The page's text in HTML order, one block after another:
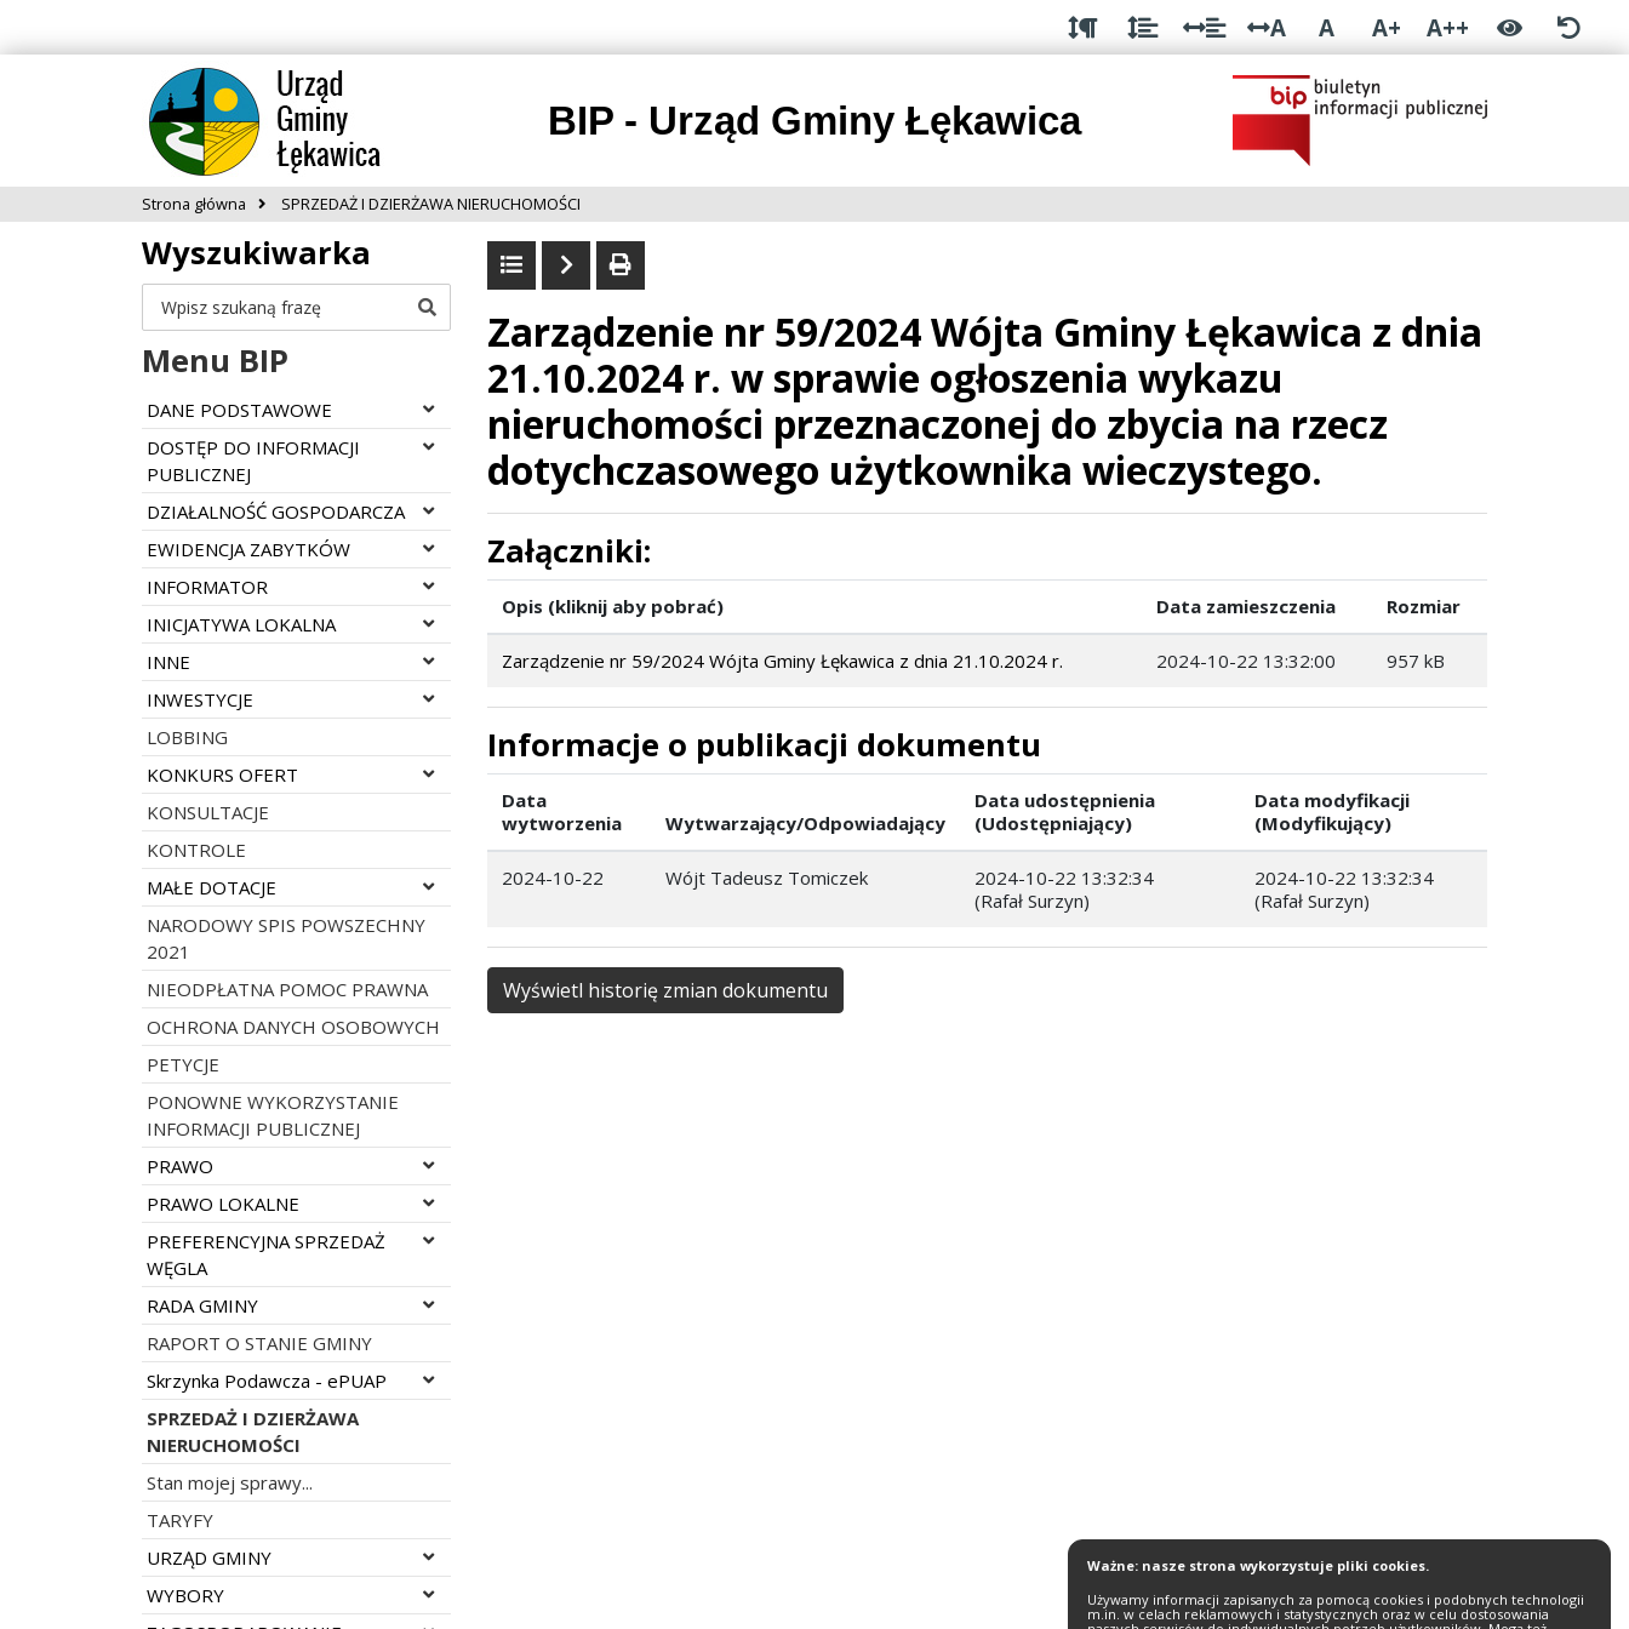
A A A+ A++
BIP - Urząd Gminy Łękawica
Strona główna SPRZEDAŻ I DZIERŻAWA NIERUCHOMOŚCI
Wyszukiwarka
Szukaj
Menu BIP
Rozwiń menu
DANE PODSTAWOWE
Rozwiń menu
DOSTĘP DO INFORMACJI
PUBLICZNEJ
Rozwiń menu
DZIAŁALNOŚĆ GOSPODARCZA
Rozwiń menu
EWIDENCJA ZABYTKÓW
Rozwiń menu
INFORMATOR
Rozwiń menu
INICJATYWA LOKALNA
Rozwiń menu
INNE
Rozwiń menu
INWESTYCJE
LOBBING
Rozwiń menu
KONKURS OFERT
KONSULTACJE
KONTROLE
Rozwiń menu
MAŁE DOTACJE
NARODOWY SPIS POWSZECHNY
2021
NIEODPŁATNA POMOC PRAWNA
OCHRONA DANYCH OSOBOWYCH
PETYCJE
PONOWNE WYKORZYSTANIE
INFORMACJI PUBLICZNEJ
Rozwiń menu
PRAWO
Rozwiń menu
PRAWO LOKALNE
Rozwiń menu
PREFERENCYJNA SPRZEDAŻ
WĘGLA
Rozwiń menu
RADA GMINY
RAPORT O STANIE GMINY
Rozwiń menu
Skrzynka Podawcza - ePUAP
SPRZEDAŻ I DZIERŻAWA
NIERUCHOMOŚCI
Stan mojej sprawy...
TARYFY
Rozwiń menu
URZĄD GMINY
Rozwiń menu
WYBORY
Zarządzenie nr 59/2024 Wójta Gminy Łękawica z dnia
21.10.2024 r. w sprawie ogłoszenia wykazu
nieruchomości przeznaczonej do zbycia na rzecz
dotychczasowego użytkownika wieczystego.
Załączniki:
Opis (kliknij aby pobrać) Data zamieszczenia Rozmiar
Zarządzenie nr 59/2024 Wójta Gminy Łękawica z dnia 21.10.2024 r. 2024-10-22 13:32:00 957 kB
Informacje o publikacji dokumentu
Data
wytworzenia
Wytwarzający/Odpowiadający
Data udostępnienia
(Udostępniający)
Data modyfikacji
(Modyfikujący)
2024-10-22 Wójt Tadeusz Tomiczek
2024-10-22 13:32:34
(Rafał Surzyn)
2024-10-22 13:32:34
(Rafał Surzyn)
Wyświetl historię zmian dokumentu
Ważne: nasze strona wykorzystuje pliki cookies.
Używamy informacji zapisanych za pomocą cookies i podobnych technologii
m.in. w celach reklamowych i statystycznych oraz w celu dostosowania